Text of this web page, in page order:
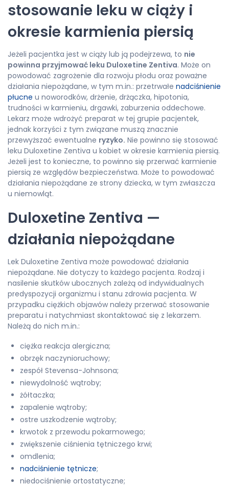
stosowanie leku w ciąży i
okresie karmienia piersią
Jeżeli pacjentka jest w ciąży lub ją podejrzewa, to nie
powinna przyjmować leku Duloxetine Zentiva. Może on
powodować zagrożenie dla rozwoju płodu oraz poważne
działania niepożądane, w tym m.in.: przetrwałe nadciśnienie
płucne u noworodków, drżenie, drżączka, hipotonia,
trudności w karmieniu, drgawki, zaburzenia oddechowe.
Lekarz może wdrożyć preparat w tej grupie pacjentek,
jednak korzyści z tym związane muszą znacznie
przewyższać ewentualne ryzyko. Nie powinno się stosować
leku Duloxetine Zentiva u kobiet w okresie karmienia piersią.
Jeżeli jest to konieczne, to powinno się przerwać karmienie
piersią ze względów bezpieczeństwa. Może to powodować
działania niepożądane ze strony dziecka, w tym zwłaszcza
u niemowląt.
Duloxetine Zentiva —
działania niepożądane
Lek Duloxetine Zentiva może powodować działania
niepożądane. Nie dotyczy to każdego pacjenta. Rodzaj i
nasilenie skutków ubocznych zależą od indywidualnych
predyspozycji organizmu i stanu zdrowia pacjenta. W
przypadku ciężkich objawów należy przerwać stosowanie
preparatu i natychmiast skontaktować się z lekarzem.
Należą do nich m.in.:
ciężka reakcja alergiczna;
obrzęk naczynioruchowy;
zespół Stevensa-Johnsona;
niewydolność wątroby;
żółtaczka;
zapalenie wątroby;
ostre uszkodzenie wątroby;
krwotok z przewodu pokarmowego;
zwiększenie ciśnienia tętniczego krwi;
omdlenia;
nadciśnienie tętnicze;
niedociśnienie ortostatyczne;